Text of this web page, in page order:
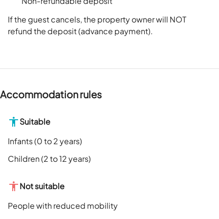
If the guest cancels, the property owner will NOT
refund the deposit (advance payment).
Accommodation rules
Suitable
Infants (0 to 2 years)
Children (2 to 12 years)
Not suitable
People with reduced mobility